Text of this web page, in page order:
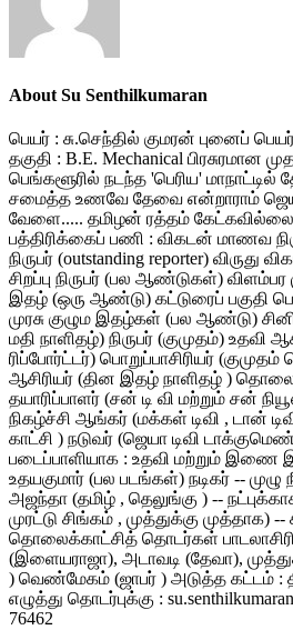
About Su Senthilkumaran
பெயர் : சு.செந்தில் குமரன் புனைப்
தகுதி : B.E. Mechanical பிரசுரமான
பெங்களூரில் நடந்த 'பெரிய'
சமைத்த உணவே தேவை என்றாராம்
வேளை..... தமிழன் ரத்தம்
பத்திரிக்கைப் பணி : விகடன் மாணவ
நிருபர் (outstanding reporter) விருது
சிறப்பு நிருபர் (பல ஆண்டுகள்)
இதழ் (ஒரு ஆண்டு) கட்டுரைப் பகுதி
முரசு குழும இதழ்கள் (பல ஆண்டு)
மதி நாளிதழ்) நிருபர் (குமுதம்) உதவி
ரிப்போர்ட்டர்) பொறுப்பாசிரியர்
ஆசிரியர் (தின இதழ் நாளிதழ் )
தயாரிப்பாளர் (சன் டி வி மற்றும் சன்
நிகழ்ச்சி ஆங்கர் (மக்கள் டிவி , டான்
காட்சி ) நடுவர் (ஜெயா டிவி
படைப்பாளியாக : உதவி மற்றும் இணை
உதயகுமார் (பல படங்கள்) நடிகர் -- முழு
அஜந்தா (தமிழ் , தெலுங்கு ) --
முரட்டு சிங்கம் , முத்துக்கு முத்தாக)
தொலைக்காட்சித் தொடர்கள்
(இளையராஜா), அடாவடி (தேவா),
) வெண்மேகம் (ஜாபர் ) அடுத்த கட்டம் :
எழுத்து தொடர்புக்கு :
76462